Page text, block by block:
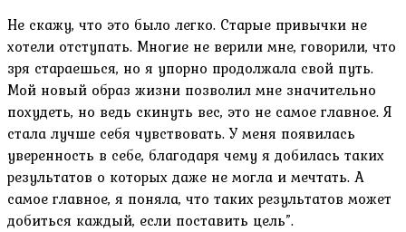
Не скажу, что это было легко. Старые привычки не
хотели отступать. Многие не верили мне, говорили, что
зря стараешься, но я упорно продолжала свой путь.
Мой новый образ жизни позволил мне значительно
похудеть, но ведь скинуть вес, это не самое главное. Я
стала лучше себя чувствовать. У меня появилась
уверенность в себе, благодаря чему я добилась таких
результатов о которых даже не могла и мечтать. А
самое главное, я поняла, что таких результатов может
добиться каждый, если поставить цель”.